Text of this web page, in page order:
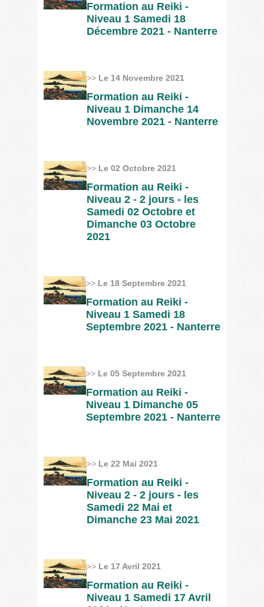
Formation au Reiki -
Niveau 1 Samedi 18
Décembre 2021 - Nanterre
>> Le 14 Novembre 2021
Formation au Reiki -
Niveau 1 Dimanche 14
Novembre 2021 - Nanterre
>> Le 02 Octobre 2021
Formation au Reiki -
Niveau 2 - 2 jours - les
Samedi 02 Octobre et
Dimanche 03 Octobre
2021
>> Le 18 Septembre 2021
Formation au Reiki -
Niveau 1 Samedi 18
Septembre 2021 - Nanterre
>> Le 05 Septembre 2021
Formation au Reiki -
Niveau 1 Dimanche 05
Septembre 2021 - Nanterre
>> Le 22 Mai 2021
Formation au Reiki -
Niveau 2 - 2 jours - les
Samedi 22 Mai et
Dimanche 23 Mai 2021
>> Le 17 Avril 2021
Formation au Reiki -
Niveau 1 Samedi 17 Avril